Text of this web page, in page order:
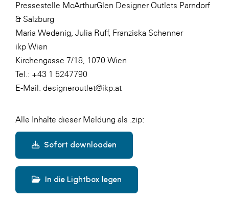
Pressestelle McArthurGlen Designer Outlets Parndorf
& Salzburg
Maria Wedenig, Julia Ruff, Franziska Schenner
ikp Wien
Kirchengasse 7/18, 1070 Wien
Tel.: +43 1 5247790
E-Mail: designeroutlet@ikp.at
Alle Inhalte dieser Meldung als .zip:
Sofort downloaden
In die Lightbox legen